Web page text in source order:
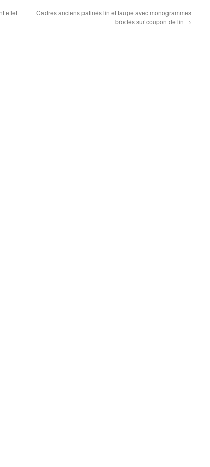
effet
Cadres anciens patinés lin et taupe avec monogrammes
brodés sur coupon de lin →